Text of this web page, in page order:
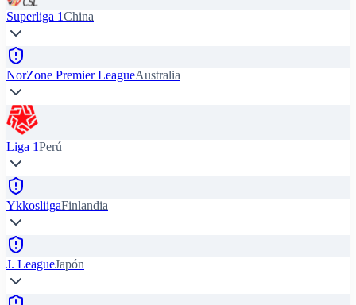
Superliga 1China
NorZone Premier LeagueAustralia
Liga 1Perú
YkkosliigaFinlandia
J. LeagueJapón